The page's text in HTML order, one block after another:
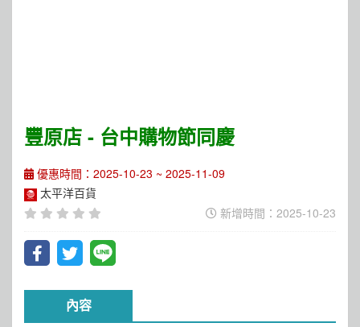
豐原店 - 台中購物節同慶
優惠時間：2025-10-23 ~ 2025-11-09
太平洋百貨
新增時間：2025-10-23
內容